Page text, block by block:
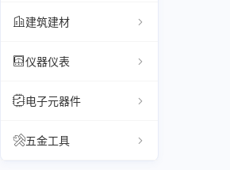
建筑建材
仪器仪表
电子元器件
五金工具